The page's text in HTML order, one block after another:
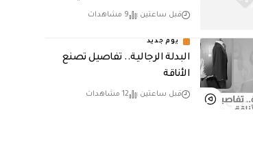
قبل ساعتين 9 مشاهدات
يوم جديد
البدلة الرجالية.. تفاصيل تصنع
الأناقة
قبل ساعتين 12 مشاهدات